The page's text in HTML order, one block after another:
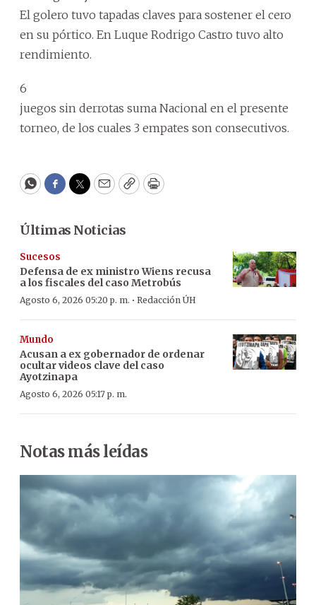
El golero tuvo tapadas claves para sostener el cero
en su pórtico. En Luque Rodrigo Castro tuvo alto
rendimiento.
6
juegos sin derrotas suma Nacional en el presente
torneo, de los cuales 3 empates son consecutivos.
WhatsApp
Facebook
Twitter
EmailCopyPrint
Últimas Noticias
Sucesos
Defensa de ex ministro Wiens recusa
a los fiscales del caso Metrobús
Agosto 6, 2026 05:20 p. m. · Redacción ÚH
Mundo
Acusan a ex gobernador de ordenar
ocultar videos clave del caso
Ayotzinapa
Agosto 6, 2026 05:17 p. m.
Notas más leídas